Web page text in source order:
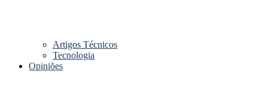
Artigos Técnicos
Tecnologia
Opiniões